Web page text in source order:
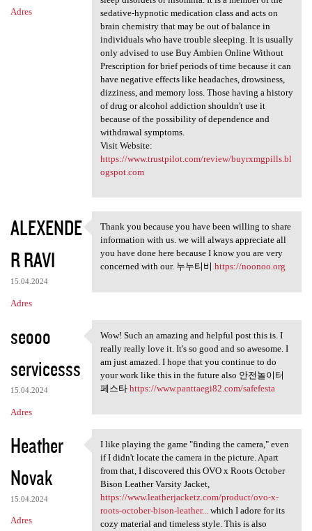
Adres
sedative-hypnotic medication class and acts on
brain chemistry that may be out of balance in
individuals who have trouble sleeping. It is usually
only advised to use Buy Ambien Online Without
Prescription for brief periods of time because it can
have negative effects like headaches, drowsiness,
dizziness, and memory loss. Those having a history
of drug or alcohol addiction shouldn't use it
because of the possibility of dependence and
withdrawal symptoms.
Visit Website:
https://www.trustpilot.com/review/buyrxmgpills.bl
ogspot.com
ALEXENDE
R RAVI
15.04.2024
Adres
Thank you because you have
Thank you because you have been willing to share
information with us. we will always appreciate all
you have done here because I know you are very
concerned with our. 누누티비 https://noonoo.org
seooo
servicesss
15.04.2024
Adres
Wow! Such an amazing and
Wow! Such an amazing and helpful post this is. I
really really love it. It's so good and so awesome. I
am just amazed. I hope that you continue to do
your work like this in the future also 안전놀이터
페스타 https://www.panttaegi82.com/safefesta
Heather
Novak
15.04.2024
Adres
I like playing the game
I like playing the game "finding the camera," even
if I didn't locate the camera in the picture. Apart
from that, I discovered this OVO x Roots October
Bison Leather Varsity Jacket,
https://www.leatherjacketz.com/product/ovo-x-
roots-october-bison-leather...which I adore for its
cozy material and timeless style. This is also